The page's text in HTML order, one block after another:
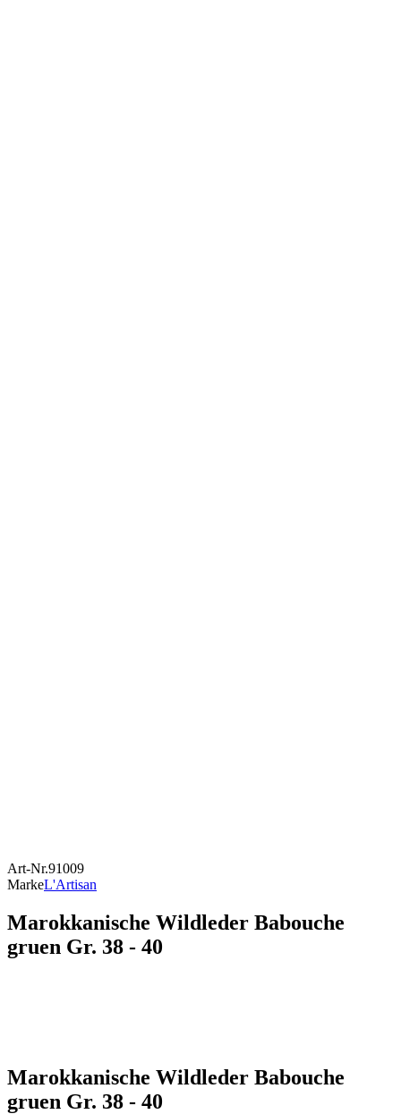
Art-Nr.91009
MarkeL'Artisan
Marokkanische Wildleder Babouche
gruen Gr. 38 - 40
Marokkanische Wildleder Babouche
gruen Gr. 38 - 40